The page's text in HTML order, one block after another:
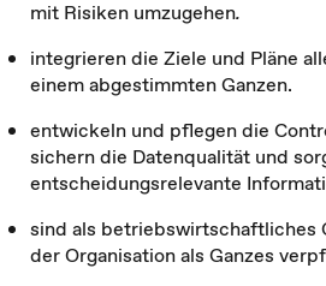
mit Risiken umzugehen.
integrieren die Ziele und Pläne
einem abgestimmten Ganzen.
entwickeln und pflegen die
sichern die Datenqualität und
entscheidungsrelevante
sind als betriebswirtschaftliches
der Organisation als Ganzes